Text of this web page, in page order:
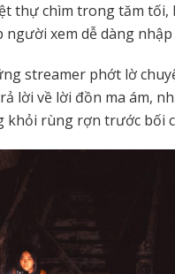
thự chìm trong tăm
xem dễ dàng nhập
streamer phớt lờ
lời về lời đồn ma ám,
khỏi rùng rợn trước bối